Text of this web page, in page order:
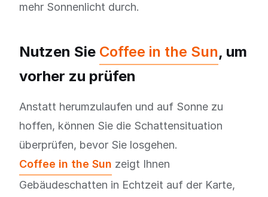
mehr Sonnenlicht durch.
Nutzen Sie Coffee in the Sun, um
vorher zu prüfen
Anstatt herumzulaufen und auf Sonne zu
hoffen, können Sie die Schattensituation
überprüfen, bevor Sie losgehen.
Coffee in the Sun zeigt Ihnen
Gebäudeschatten in Echtzeit auf der Karte,